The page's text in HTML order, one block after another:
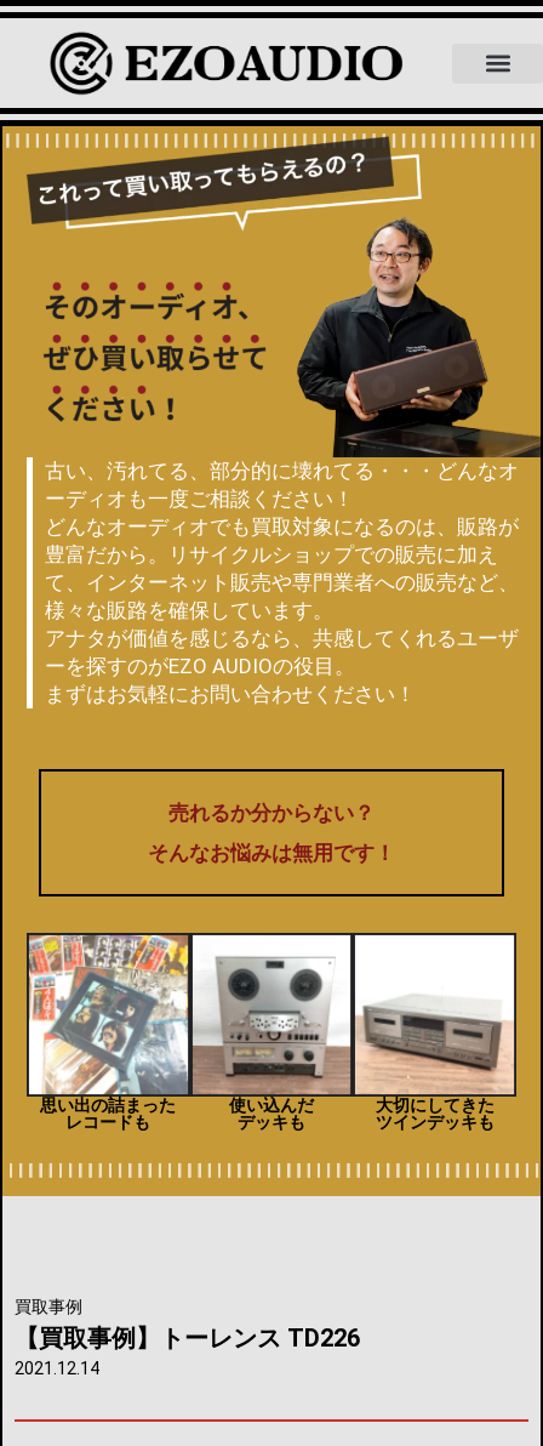
【買取事例】トーレンス TD226
古い、汚れてる、部分的に壊れてる・・・ どんなオ
ーディオも一度ご相談ください！
どんなオーディオでも買取対象になるのは、販路が
豊富だから。リサイクルショップでの販売に加え
て、インターネット販売や専門業者への販売など、
様々な販路を確保しています。
アナタが価値を感じるなら、共感してくれるユーザ
ーを探すのがEZO AUDIOの役目。
まずはお気軽にお問い合わせください！
売れるか分からない？
そんなお悩みは無用です！
思い出の詰まった
レコードも
使い込んだ
デッキも
大切にしてきた
ツインデッキも
買取事例
【買取事例】トーレンス TD226
2021.12.14